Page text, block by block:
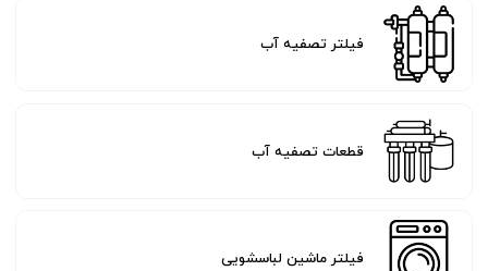
فیلتر تصفیه آب
قطعات تصفیه آب
فیلتر ماشین لباسشویی